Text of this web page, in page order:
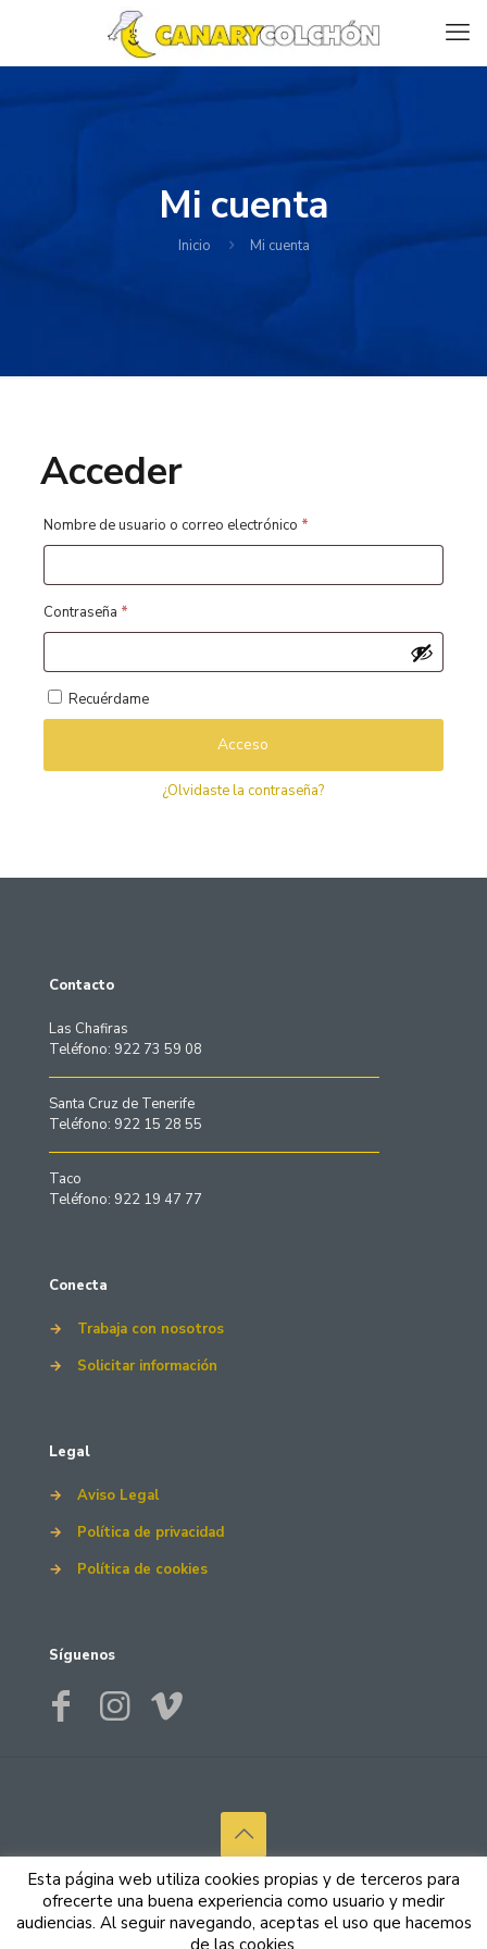
Mi cuenta
Inicio Mi cuenta
Acceder
Nombre de usuario o correo electrónico *Obligatorio
Contraseña *Obligatorio
Recuérdame
Acceso
¿Olvidaste la contraseña?
Contacto
Las Chafiras
Teléfono: 922 73 59 08
Santa Cruz de Tenerife
Teléfono: 922 15 28 55
Taco
Teléfono: 922 19 47 77
Conecta
→
Trabaja con nosotros
→
Solicitar información
Legal
→
Aviso Legal
→
Política de privacidad
→
Política de cookies
Síguenos
© 2026 Canary Colchón. Todos los derechos reservados.
PorNimbo Software
Esta página web utiliza cookies propias y de terceros para
ofrecerte una buena experiencia como usuario y medir
audiencias. Al seguir navegando, aceptas el uso que hacemos
de las cookies.